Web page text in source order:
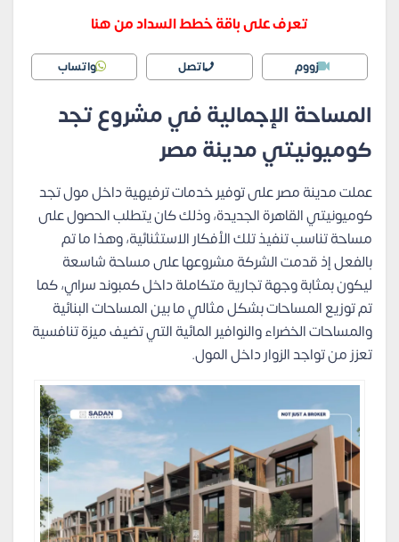
تعرف على باقة خطط السداد من هنا
زووم اتصل واتساب
المساحة الإجمالية في مشروع تجد
كوميونيتي مدينة مصر
عملت مدينة مصر على توفير خدمات ترفيهية داخل مول تجد
كوميونيتي القاهرة الجديدة، وذلك كان يتطلب الحصول على
مساحة تناسب تنفيذ تلك الأفكار الاستثنائية، وهذا ما تم
بالفعل إذ قدمت الشركة مشروعها على مساحة شاسعة
ليكون بمثابة وجهة تجارية متكاملة داخل كمبوند سراي، كما
تم توزيع المساحات بشكل مثالي ما بين المساحات البنائية
والمساحات الخضراء والنوافير المائية التي تضيف ميزة تنافسية
تعزز من تواجد الزوار داخل المول.